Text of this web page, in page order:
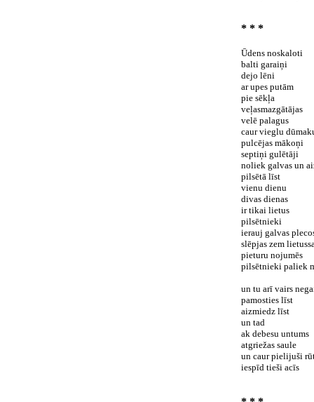
* * *
Ūdens noskaloti
balti garaiņi
dejo lēni
ar upes putām
pie sēkļa
veļasmazgātājas
velē palagus
caur vieglu
pulcējas mākoņi
septiņi gulētāji
noliek galvas un
pilsētā līst
vienu dienu
divas dienas
ir tikai lietus
pilsētnieki
ierauj galvas
slēpjas zem
pieturu nojumēs
pilsētnieki paliek
un tu arī vairs
pamosties līst
aizmiedz līst
un tad
ak debesu untums
atgriežas saule
un caur pielijuši
iespīd tieši acīs